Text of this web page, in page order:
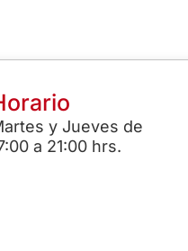
y Jueves de
a 21:00 hrs.